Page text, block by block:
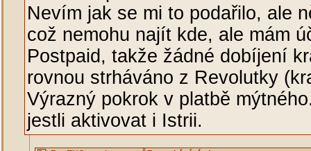
Nevím jak se mi to podařilo, ale
což nemohu najít kde, ale mám
Postpaid, takže žádné dobíjení
rovnou strháváno z Revolutky
Výrazný pokrok v platbě
jestli aktivovat i Istrii.